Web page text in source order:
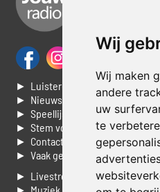
Wij
Wij maken
andere
uw
te
► Luisteren naar Jouwradio
► Nieuws
► Speellijst
► Stem voor de Dag top 3
► Contacteer ons
► Vaak gestelde vragen
► Livestream informatie